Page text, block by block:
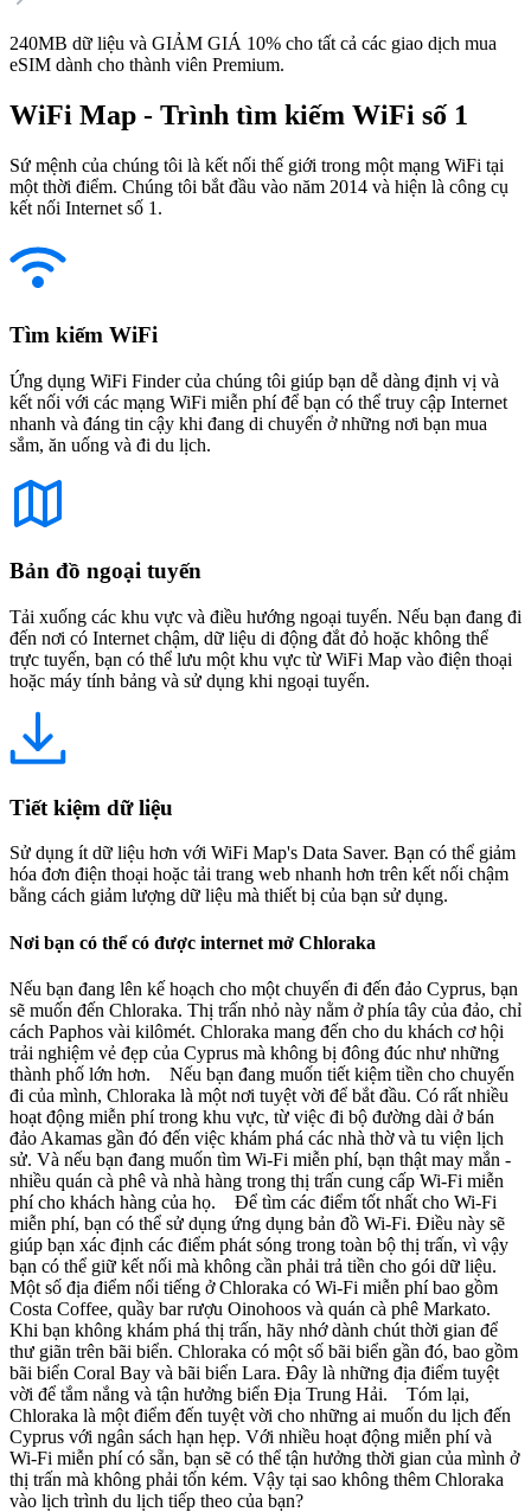
240MB dữ liệu và GIẢM GIÁ 10% cho tất cả các giao dịch mua
eSIM dành cho thành viên Premium.
WiFi Map - Trình tìm kiếm WiFi số 1
Sứ mệnh của chúng tôi là kết nối thế giới trong một mạng WiFi tại
một thời điểm. Chúng tôi bắt đầu vào năm 2014 và hiện là công cụ
kết nối Internet số 1.
Tìm kiếm WiFi
Ứng dụng WiFi Finder của chúng tôi giúp bạn dễ dàng định vị và
kết nối với các mạng WiFi miễn phí để bạn có thể truy cập Internet
nhanh và đáng tin cậy khi đang di chuyển ở những nơi bạn mua
sắm, ăn uống và đi du lịch.
Bản đồ ngoại tuyến
Tải xuống các khu vực và điều hướng ngoại tuyến. Nếu bạn đang đi
đến nơi có Internet chậm, dữ liệu di động đắt đỏ hoặc không thể
trực tuyến, bạn có thể lưu một khu vực từ WiFi Map vào điện thoại
hoặc máy tính bảng và sử dụng khi ngoại tuyến.
Tiết kiệm dữ liệu
Sử dụng ít dữ liệu hơn với WiFi Map's Data Saver. Bạn có thể giảm
hóa đơn điện thoại hoặc tải trang web nhanh hơn trên kết nối chậm
bằng cách giảm lượng dữ liệu mà thiết bị của bạn sử dụng.
Nơi bạn có thể có được internet mở Chloraka
Nếu bạn đang lên kế hoạch cho một chuyến đi đến đảo Cyprus, bạn
sẽ muốn đến Chloraka. Thị trấn nhỏ này nằm ở phía tây của đảo, chỉ
cách Paphos vài kilômét. Chloraka mang đến cho du khách cơ hội
trải nghiệm vẻ đẹp của Cyprus mà không bị đông đúc như những
thành phố lớn hơn. Nếu bạn đang muốn tiết kiệm tiền cho chuyến
đi của mình, Chloraka là một nơi tuyệt vời để bắt đầu. Có rất nhiều
hoạt động miễn phí trong khu vực, từ việc đi bộ đường dài ở bán
đảo Akamas gần đó đến việc khám phá các nhà thờ và tu viện lịch
sử. Và nếu bạn đang muốn tìm Wi-Fi miễn phí, bạn thật may mắn -
nhiều quán cà phê và nhà hàng trong thị trấn cung cấp Wi-Fi miễn
phí cho khách hàng của họ. Để tìm các điểm tốt nhất cho Wi-Fi
miễn phí, bạn có thể sử dụng ứng dụng bản đồ Wi-Fi. Điều này sẽ
giúp bạn xác định các điểm phát sóng trong toàn bộ thị trấn, vì vậy
bạn có thể giữ kết nối mà không cần phải trả tiền cho gói dữ liệu.
Một số địa điểm nổi tiếng ở Chloraka có Wi-Fi miễn phí bao gồm
Costa Coffee, quầy bar rượu Oinohoos và quán cà phê Markato.
Khi bạn không khám phá thị trấn, hãy nhớ dành chút thời gian để
thư giãn trên bãi biển. Chloraka có một số bãi biển gần đó, bao gồm
bãi biển Coral Bay và bãi biển Lara. Đây là những địa điểm tuyệt
vời để tắm nắng và tận hưởng biển Địa Trung Hải. Tóm lại,
Chloraka là một điểm đến tuyệt vời cho những ai muốn du lịch đến
Cyprus với ngân sách hạn hẹp. Với nhiều hoạt động miễn phí và
Wi-Fi miễn phí có sẵn, bạn sẽ có thể tận hưởng thời gian của mình ở
thị trấn mà không phải tốn kém. Vậy tại sao không thêm Chloraka
vào lịch trình du lịch tiếp theo của bạn?